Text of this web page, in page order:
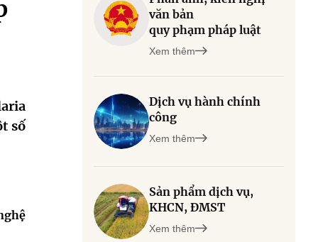
số
văn bản
quy phạm pháp luật
Xem thêm
Dịch vụ hành chính
công
Xem thêm
Sản phẩm dịch vụ,
KHCN, ĐMST
Xem thêm